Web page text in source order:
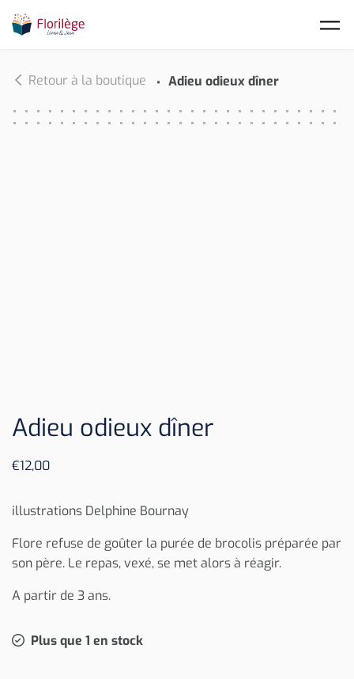
Retour à la boutique Adieu odieux dîner
Adieu odieux dîner
€12,00
illustrations Delphine Bournay
Flore refuse de goûter la purée de brocolis préparée par
son père. Le repas, vexé, se met alors à réagir.
A partir de 3 ans.
Plus que 1 en stock